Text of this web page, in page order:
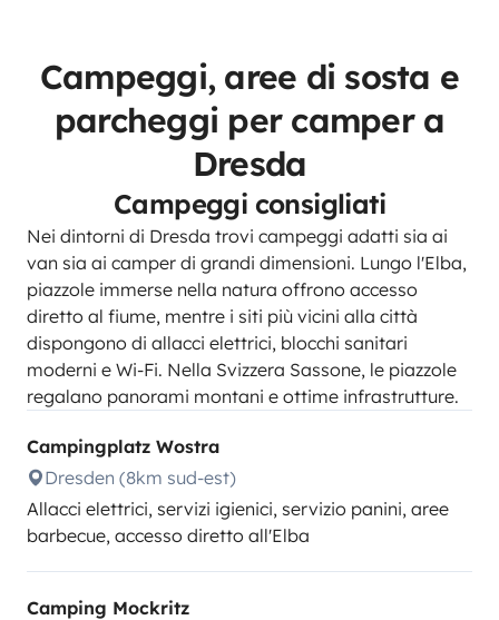
Campeggi, aree di sosta e
parcheggi per camper a
Dresda
Campeggi consigliati
Nei dintorni di Dresda trovi campeggi adatti sia ai
van sia ai camper di grandi dimensioni. Lungo l'Elba,
piazzole immerse nella natura offrono accesso
diretto al fiume, mentre i siti più vicini alla città
dispongono di allacci elettrici, blocchi sanitari
moderni e Wi-Fi. Nella Svizzera Sassone, le piazzole
regalano panorami montani e ottime infrastrutture.
Campingplatz Wostra
Dresden (8km sud-est)
Allacci elettrici, servizi igienici, servizio panini, aree
barbecue, accesso diretto all'Elba
Camping Mockritz